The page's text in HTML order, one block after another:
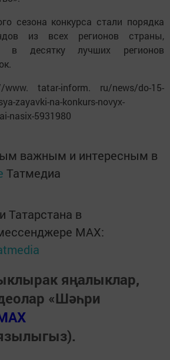
сезона конкурса стали порядка
из всех регионов страны,
в десятку лучших регионов
tatar-inform. ru/news/do-15-
zayavki-na-konkurs-novyx-
nasix-5931980
важным и интересным в
Татмедиа
Татарстана в
MАХ:
яңалыклар,
«Шәһри